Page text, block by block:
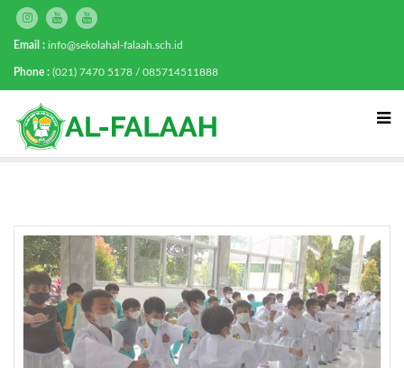
Email : info@sekolahal-falaah.sch.id
Phone : (021) 7470 5178 / 085714511888